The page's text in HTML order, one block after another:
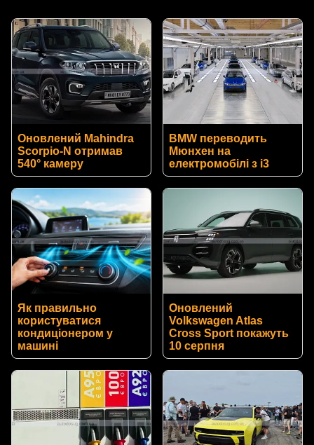
Оновлений Mahindra
Scorpio-N отримав
540° камеру
BMW переводить
Мюнхен на
електромобілі з i3
Як правильно
користуватися
кондиціонером у
машині
Оновлений
Volkswagen Atlas
Cross Sport покажуть
10 серпня